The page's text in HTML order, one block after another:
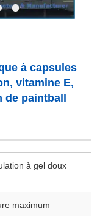
à capsules
vitamine E,
paintball
à gel doux
maximum